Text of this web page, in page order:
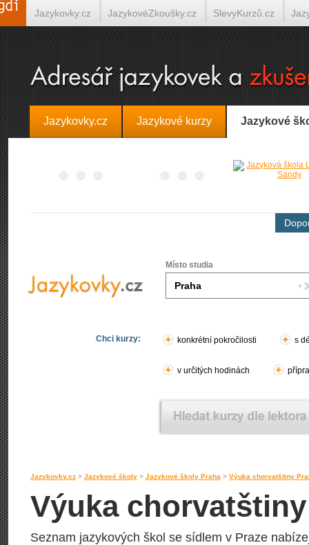
Jazykovky.cz Jazykové kurzy Jazykové
Místo studia
Chci kurzy: konkrétní pokročilosti s
v určitých hodinách
Jazykovky.cz > Jazykové školy > Jazykové školy Praha > Výuka chorvatštiny
Výuka
Seznam jazykových škol se sídlem v Praze
Jazykovky.cz JazykovéZkoušky.cz SlevyKurzů.cz
Španělština on-line Italština on-line Tlumočení-